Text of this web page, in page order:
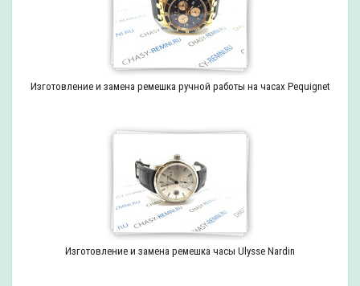
Изготовление и замена ремешка ручной работы на часах Pequignet
Изготовление и замена ремешка часы Ulysse Nardin